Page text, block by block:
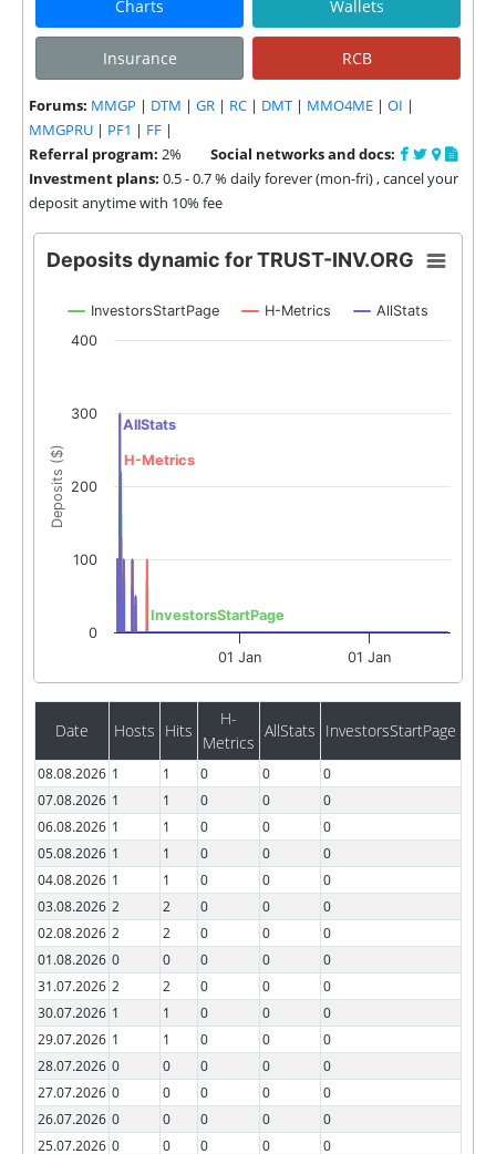
Charts Wallets
Insurance RCB
Forums: MMGP | DTM | GR | RC | DMT | MMO4ME | OI |
MMGPRU | PF1 | FF |
Referral program: 2%
Social networks and docs:
Investment plans: 0.5 - 0.7 % daily forever (mon-fri) , cancel your
deposit anytime with 10% fee
Deposits ($)
InvestorsStartPage
H-Metrics
AllStats
Deposits dynamic for TRUST-INV.ORG
InvestorsStartPage H-Metrics AllStats
01 Jan 01 Jan
0
100
200
300
400
Date Hosts Hits
H-
Metrics
AllStats InvestorsStartPage
08.08.2026 1 1 0 0
0
07.08.2026 1 1 0 0
0
06.08.2026 1 1 0 0
0
05.08.2026 1 1 0 0
0
04.08.2026 1 1 0 0
0
03.08.2026 2 2 0 0
0
02.08.2026 2 2 0 0
0
01.08.2026 0 0 0 0
0
31.07.2026 2 2 0 0
0
30.07.2026 1 1 0 0
0
29.07.2026 1 1 0 0
0
28.07.2026 0 0 0 0
0
27.07.2026 0 0 0 0
0
26.07.2026 0 0 0 0
0
25.07.2026 0 0 0 0
0